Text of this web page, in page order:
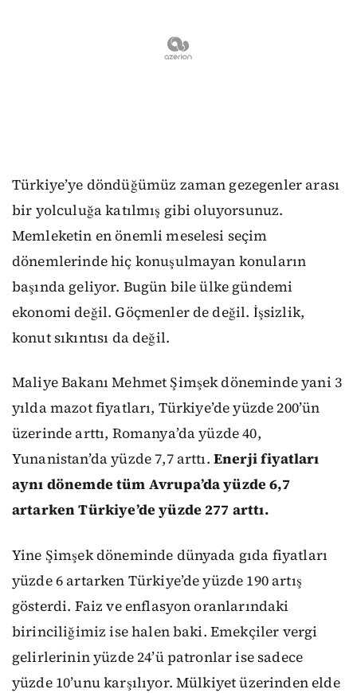
Türkiye’ye döndüğümüz zaman gezegenler arası
bir yolculuğa katılmış gibi oluyorsunuz.
Memleketin en önemli meselesi seçim
dönemlerinde hiç konuşulmayan konuların
başında geliyor. Bugün bile ülke gündemi
ekonomi değil. Göçmenler de değil. İşsizlik,
konut sıkıntısı da değil.
Maliye Bakanı Mehmet Şimşek döneminde yani 3
yılda mazot fiyatları, Türkiye’de yüzde 200’ün
üzerinde arttı, Romanya’da yüzde 40,
Yunanistan’da yüzde 7,7 arttı. Enerji fiyatları
aynı dönemde tüm Avrupa’da yüzde 6,7
artarken Türkiye’de yüzde 277 arttı.
Yine Şimşek döneminde dünyada gıda fiyatları
yüzde 6 artarken Türkiye’de yüzde 190 artış
gösterdi. Faiz ve enflasyon oranlarındaki
birinciliğimiz ise halen baki. Emekçiler vergi
gelirlerinin yüzde 24’ü patronlar ise sadece
yüzde 10’unu karşılıyor. Mülkiyet üzerinden elde